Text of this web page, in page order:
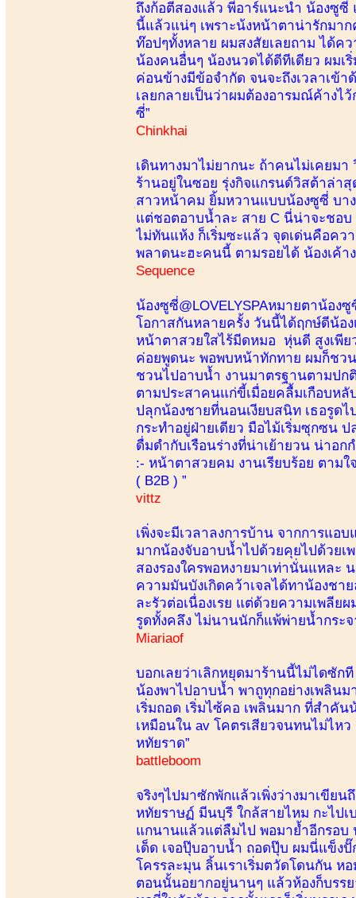
ถึงก้อตีสองแล้ว พี่อาร์แนะนำ น้องซูซี่
นี้แล้วแน่ๆ เพราะน้งหน้าตาน่ารักมา
ท๊อปๆทั้งหลาย ผมสงสัยเลยถาม ได้ค
น้องคนอื่นๆ น้องนวดได้ดีทีเดียว ผมเ
ค่อนข้างมีข้อจำกัด จนจะถึงเวลาเข้า
เลยกลายเป็นว่าผมต้องอารมณ์ค้างไ
ซี่”
Chinkhai
เดินทางมาไม่ยากนะ ถ้าคนไม่เคยมา
ร้านอยู่ในซอย รุ่งกิจแกรนด์วิสต้าล่าสุ
สาวหน้าคม ยิ้มหวานแบบน้องซูซี่ บา
แต่ชอตอาบน้ำละ สาย C นี่น่าจะชอบ
ไม่ทันแห้ง ก็เริ่มซะแล้ว จุดเด่นคือคว
พลาดนะฮะคนนี้ ตามรอยได้ น้องเค้า
Sequence
น้องซูซี่@LOVELYSPAหมายตาน้อ
โอกาสกันหลายครั้ง วันนี้ได้ฤกษ์ดีน้อ
หน้าตาสวยใสไร้มีดหมอ หุ่นดี สูงเพี
ค่อยพูดนะ พอพบหน้าทักทาย ผมก็ชว
ชวนไปอาบน้ำ งานมาตรฐานตามปก
ตามประสาคนแก่ขี้เมื่อยคลื้มเกือบห
ปลุกน้องชายที่นอนเงียบสนิท เธอรูด
กระทำอยู่ฝ่ายเดียว มือไม้เริ่มซุกซน
ดื่มดำกับเรือนร่างที่น่าเย้ายวน น่าอ
:- หน้าตาสวยคม งานเรียบร้อย ตามใ
( B2B ) ”
vittz
เพิ่งจะมีเวลาลงการบ้าน จากการแ
มากน้องจับอาบน้ำไปด้วยคุยไปด้วยเ
สองรองใครพอหงายมาเท่านั่นแหล
ความมันบังเกิดคว้าเจลได้ทาน้องช
ละรัวต่อเนื่องเรย แต่ด้วยความเพลีย
รูดทั้งคลึง ไม่นานนักก็แพ้พ่ายน้ำกระจ
Miariaof
บอกเลยว่าเลิกหยุดมาร้านนี้ไม่ไดซัก
น้องพาไปอาบน้ำ พาถูทุกอย่างเพลินม
เริ่มถอด เริ่มไซ้คอ เพลินมาก ที่สำคั
เหมือนใน av โคตรเสียวจนทนไม่ไห
หทัยราด”
battleboom
จริงๆไปมาซักพักแล้วเพิ่งว่างมาเขียน
หทัยราษฏ์ มีนบุรี ใกล้สายไหม กะไป
แกนานแล้วแต่ลืมไป พอมาย้ำอีกรอบ
เด็ด เจอปุ๊บอาบน้ำ ถอดปุ๊บ ผมนี่แข็ง
โครรละมุน ลิ้นเราเริ่มตวัดโดนกัน ห
ตอนนั้นอยากอยู่นานๆ แล้วห้องก็บรร